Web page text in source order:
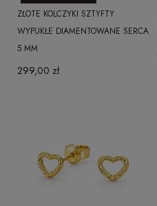
ZŁOTE KOLCZYKI SZTYFTY
WYPUKŁE DIAMENTOWANE SERCA
5 MM
299,00 zł